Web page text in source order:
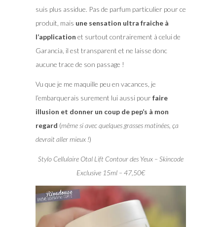
suis plus assidue. Pas de parfum particulier pour ce
produit, mais une sensation ultra fraiche à
l’application et surtout contrairement à celui de
Garancia, il est transparent et ne laisse donc
aucune trace de son passage !
Vu que je me maquille peu en vacances, je
l’embarquerais surement lui aussi pourfaire
illusion et donner un coup de pep’s à mon
regard (même si avec quelques grasses matinées, ça
devrait aller mieux !)
Stylo Cellulaire Otal Lift Contour des Yeux – Skincode
Exclusive 15ml – 47,50€